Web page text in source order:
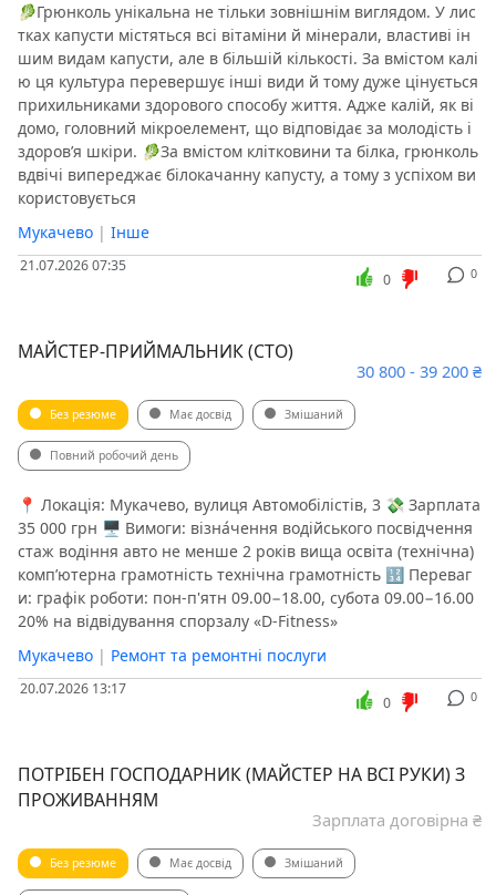
🥬Грюнколь унікальна не тільки зовнішнім виглядом. У лис
тках капусти містяться всі вітаміни й мінерали, властиві ін
шим видам капусти, але в більшій кількості. За вмістом калі
ю ця культура перевершує інші види й тому дуже цінується
прихильниками здорового способу життя. Адже калій, як ві
домо, головний мікроелемент, що відповідає за молодість і
здоров’я шкіри. 🥬За вмістом клітковини та білка, грюнколь
вдвічі випереджає білокачанну капусту, а тому з успіхом ви
користовується
Мукачево | Інше
21.07.2026 07:35 0
0
МАЙСТЕР-ПРИЙМАЛЬНИК (СТО)
30 800 - 39 200 ₴
Без резюме Має досвід Змішаний
Повний робочий день
📍 Локація: Мукачево, вулиця Автомобілістів, 3 💸 Зарплата
35 000 грн 🖥 Вимоги: візна́чення водійського посвідчення
стаж водіння авто не менше 2 років вища освіта (технічна)
компʼютерна грамотність технічна грамотність 🔢 Переваг
и: графік роботи: пон-п'ятн 09.00−18.00, субота 09.00−16.00
20% на відвідування спорзалу «D-Fitness»
Мукачево | Ремонт та ремонтні послуги
20.07.2026 13:17 0
0
ПОТРІБЕН ГОСПОДАРНИК (МАЙСТЕР НА ВСІ РУКИ) З
ПРОЖИВАННЯМ
Зарплата договірна ₴
Без резюме Має досвід Змішаний